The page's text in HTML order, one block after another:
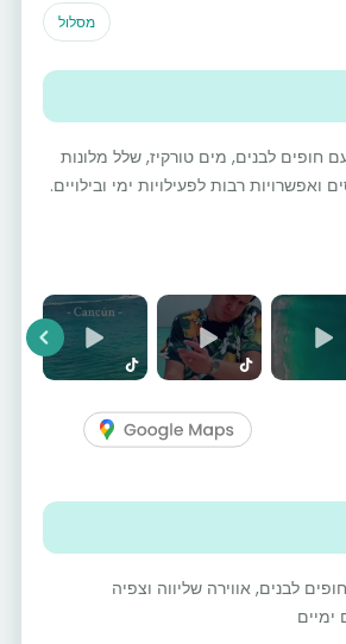
מסלול
חופים לבנים, מים טורקיז, שלל מלונות
ואפשרויות רבות לפעילויות ימי ובילויים.
לבנים, אווירה שליווה וצפיה
ימיים